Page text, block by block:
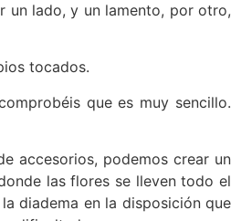
un lado, y un lamento, por otro,
tocados.
que es muy sencillo.
accesorios, podemos crear un
las flores se lleven todo el
diadema en la disposición que